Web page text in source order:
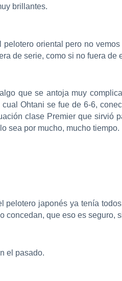
brillantes.
oriental pero no
de serie, como si no fuera de
que se antoja muy
Ohtani se fue de 6-6,
clase Premier que
sea por mucho, mucho tiempo.
pelotero japonés ya tenía
concedan, que eso es
el pasado.